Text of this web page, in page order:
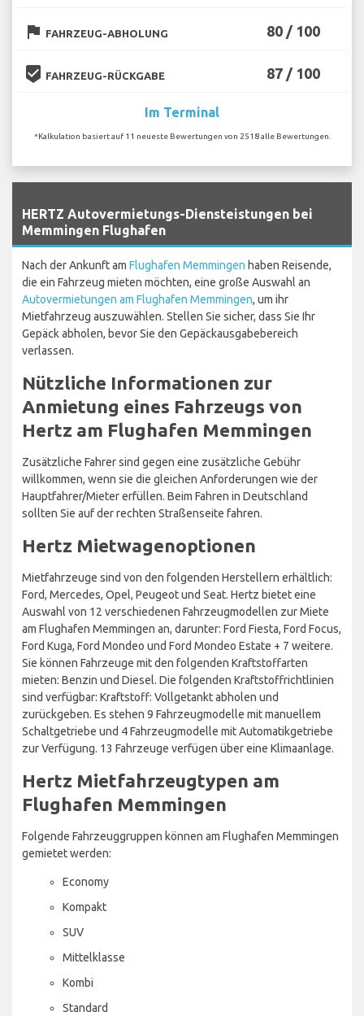
flag FAHRZEUG-ABHOLUNG 80 / 100
beenhere FAHRZEUG-RÜCKGABE 87 / 100
Im Terminal
*Kalkulation basiert auf 11 neueste Bewertungen von 2518 alle Bewertungen.
HERTZ Autovermietungs-Diensteistungen bei
Memmingen Flughafen
Nach der Ankunft am Flughafen Memmingen haben Reisende,
die ein Fahrzeug mieten möchten, eine große Auswahl an
Autovermietungen am Flughafen Memmingen, um ihr
Mietfahrzeug auszuwählen. Stellen Sie sicher, dass Sie Ihr
Gepäck abholen, bevor Sie den Gepäckausgabebereich
verlassen.
Nützliche Informationen zur
Anmietung eines Fahrzeugs von
Hertz am Flughafen Memmingen
Zusätzliche Fahrer sind gegen eine zusätzliche Gebühr
willkommen, wenn sie die gleichen Anforderungen wie der
Hauptfahrer/Mieter erfüllen. Beim Fahren in Deutschland
sollten Sie auf der rechten Straßenseite fahren.
Hertz Mietwagenoptionen
Mietfahrzeuge sind von den folgenden Herstellern erhältlich:
Ford, Mercedes, Opel, Peugeot und Seat. Hertz bietet eine
Auswahl von 12 verschiedenen Fahrzeugmodellen zur Miete
am Flughafen Memmingen an, darunter: Ford Fiesta, Ford Focus,
Ford Kuga, Ford Mondeo und Ford Mondeo Estate + 7 weitere.
Sie können Fahrzeuge mit den folgenden Kraftstoffarten
mieten: Benzin und Diesel. Die folgenden Kraftstoffrichtlinien
sind verfügbar: Kraftstoff: Vollgetankt abholen und
zurückgeben. Es stehen 9 Fahrzeugmodelle mit manuellem
Schaltgetriebe und 4 Fahrzeugmodelle mit Automatikgetriebe
zur Verfügung. 13 Fahrzeuge verfügen über eine Klimaanlage.
Hertz Mietfahrzeugtypen am
Flughafen Memmingen
Folgende Fahrzeuggruppen können am Flughafen Memmingen
gemietet werden:
Economy
Kompakt
SUV
Mittelklasse
Kombi
Standard